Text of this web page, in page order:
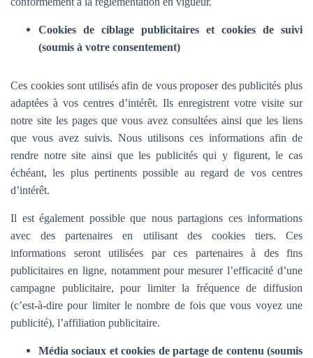
Cookies de ciblage publicitaires et cookies de suivi
(soumis à votre consentement)
Ces cookies sont utilisés afin de vous proposer des publicités plus
adaptées à vos centres d’intérêt. Ils enregistrent votre visite sur
notre site les pages que vous avez consultées ainsi que les liens
que vous avez suivis. Nous utilisons ces informations afin de
rendre notre site ainsi que les publicités qui y figurent, le cas
échéant, les plus pertinents possible au regard de vos centres
d’intérêt.
Il est également possible que nous partagions ces informations
avec des partenaires en utilisant des cookies tiers. Ces
informations seront utilisées par ces partenaires à des fins
publicitaires en ligne, notamment pour mesurer l’efficacité d’une
campagne publicitaire, pour limiter la fréquence de diffusion
(c’est-à-dire pour limiter le nombre de fois que vous voyez une
publicité), l’affiliation publicitaire.
Média sociaux et cookies de partage de contenu (soumis